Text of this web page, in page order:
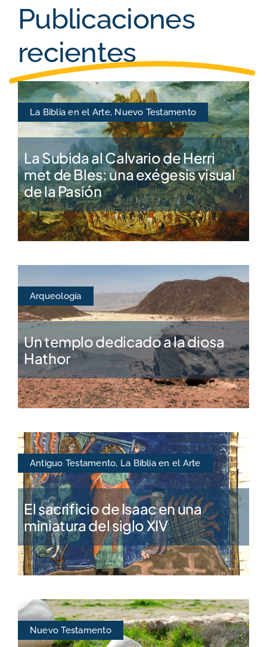
Publicaciones
recientes
La Biblia en el Arte, Nuevo Testamento
La Subida al Calvario de Herri
met de Bles: una exégesis visual
de la Pasión
Arqueología
Un templo dedicado a la diosa
Hathor
Antiguo Testamento, La Biblia en el Arte
El sacrificio de Isaac en una
miniatura del siglo XIV
Nuevo Testamento